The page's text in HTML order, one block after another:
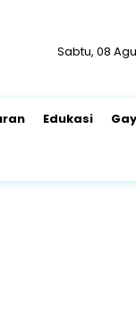
Sabtu, 08
Edukasi